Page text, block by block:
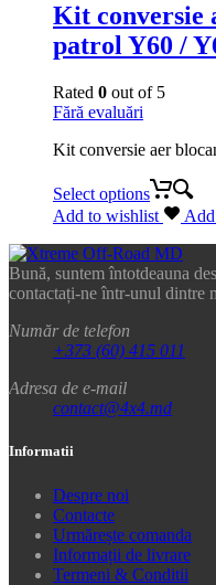
Kit conversie
patrol Y60 /
Rated 0 out of 5
Fără evaluări
Kit conversie aer
Select options
Add to wishlist
Bună, suntem întotdeauna
contactați-ne într-unul dintre
Număr de telefon
+373 (60) 415 011
Adresa de e-mail
contact@4x4.md
Informatii
Despre noi
Contacte
Urmărește comanda
Informații de livrare
Termeni & Conditii